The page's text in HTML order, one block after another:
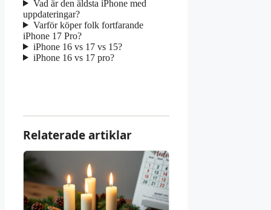
Vad är den äldsta iPhone med
uppdateringar?
Varför köper folk fortfarande
iPhone 17 Pro?
iPhone 16 vs 17 vs 15?
iPhone 16 vs 17 pro?
Relaterade artiklar